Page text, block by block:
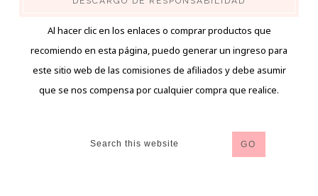
Al hacer clic en los enlaces o comprar productos que
recomiendo en esta página, puedo generar un ingreso para
este sitio web de las comisiones de afiliados y debe asumir
que se nos compensa por cualquier compra que realice.